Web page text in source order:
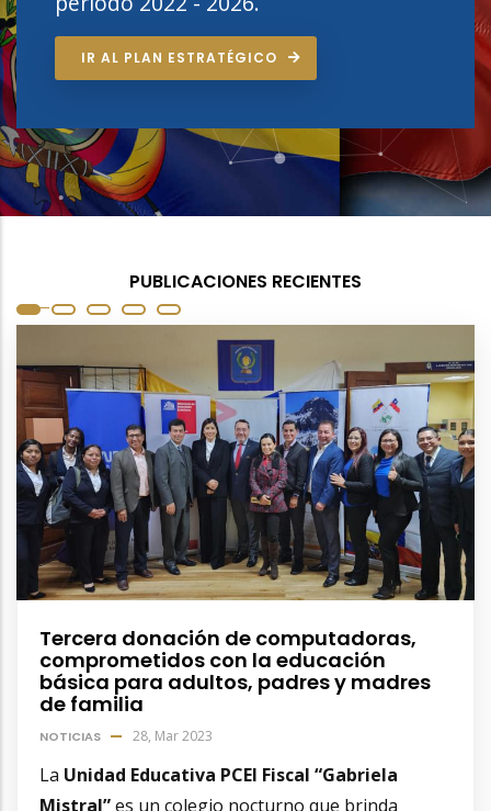
IR AL PLAN ESTRATÉGICO
PUBLICACIONES RECIENTES
Tercera donación de computadoras,
comprometidos con la educación
básica para adultos, padres y madres
de familia
NOTICIAS 28, Mar 2023
La Unidad Educativa PCEI Fiscal “Gabriela
Mistral”es un colegio nocturno que brinda